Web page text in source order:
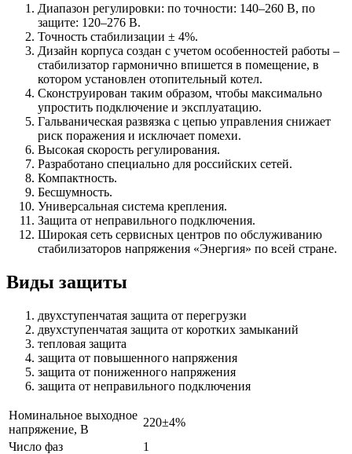
Диапазон регулировки: по точности: 140–260 В, по
защите: 120–276 В.
Точность стабилизации ± 4%.
Дизайн корпуса создан с учетом особенностей работы –
стабилизатор гармонично впишется в помещение, в
котором установлен отопительный котел.
Сконструирован таким образом, чтобы максимально
упростить подключение и эксплуатацию.
Гальваническая развязка с цепью управления снижает
риск поражения и исключает помехи.
Высокая скорость регулирования.
Разработано специально для российских сетей.
Компактность.
Бесшумность.
Универсальная система крепления.
Защита от неправильного подключения.
Широкая сеть сервисных центров по обслуживанию
стабилизаторов напряжения «Энергия» по всей стране.
Виды защиты
двухступенчатая защита от перегрузки
двухступенчатая защита от коротких замыканий
тепловая защита
защита от повышенного напряжения
защита от пониженного напряжения
защита от неправильного подключения
Номинальное выходное
напряжение, В
220±4%
Число фаз
1